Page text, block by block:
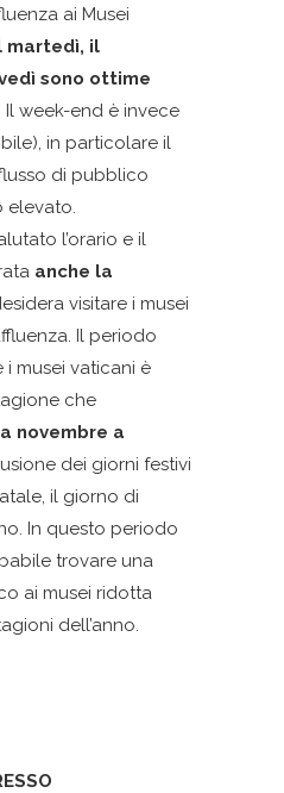
ai Musei
martedì, il
sono ottime
Il week-end è invece
in particolare il
di pubblico
elevato.
l’orario e il
anche la
visitare i musei
Il periodo
i musei vaticani è
che
novembre a
dei giorni festivi
il giorno di
In questo periodo
trovare una
ai musei ridotta
dell’anno.